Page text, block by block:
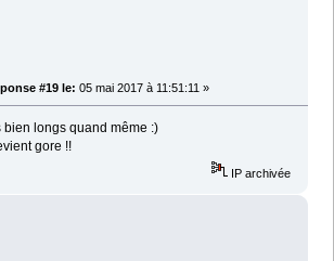
#19 le: 05 mai 2017 à 11:51:11 »
bien longs quand même :)
gore !!
IP archivée